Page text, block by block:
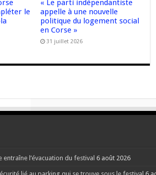
le
« Le parti indépendantiste
appelle à une nouvelle
politique du logement social
en Corse »
31 juillet 2026
l’évacuation du festival 6 août 2026